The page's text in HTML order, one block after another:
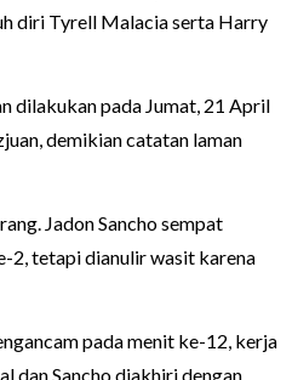
diri Tyrell Malacia serta Harry
dilakukan pada Jumat, 21 April
demikian catatan laman
Jadon Sancho sempat
2, tetapi dianulir wasit karena
pada menit ke-12, kerja
dan Sancho diakhiri dengan